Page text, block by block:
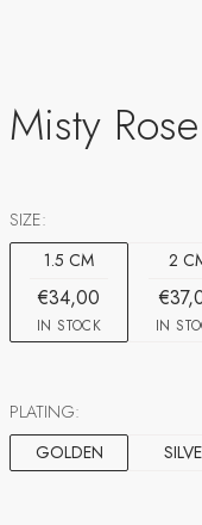
Misty
SIZE:
1.5 CM
€34,00
IN STOCK
2
IN
PLATING:
GOLDEN